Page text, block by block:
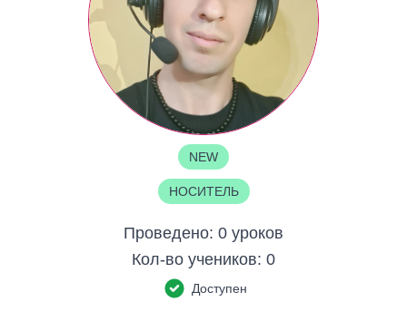
NEW
НОСИТЕЛЬ
Проведено: 0 уроков
Кол-во учеников: 0
Доступен